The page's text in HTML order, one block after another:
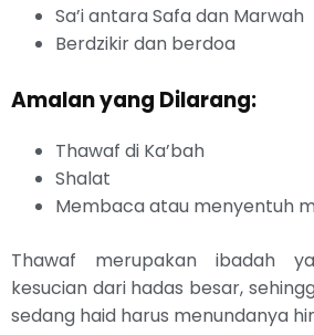
Sa’i antara Safa dan Marwah
Berdzikir dan berdoa
Amalan yang Dilarang:
Thawaf di Ka’bah
Shalat
Membaca atau menyentuh
Thawaf merupakan ibadah
kesucian dari hadas besar,
sedang haid harus menundanya